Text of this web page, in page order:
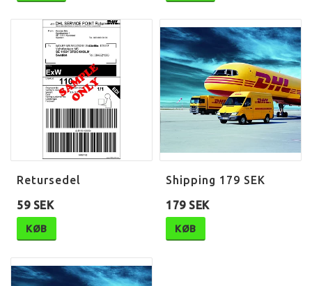
Retursedel
59 SEK
KØB
Shipping 179 SEK
179 SEK
KØB